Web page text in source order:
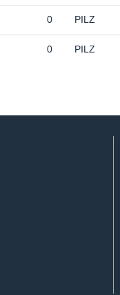
0 PILZ
0 PILZ